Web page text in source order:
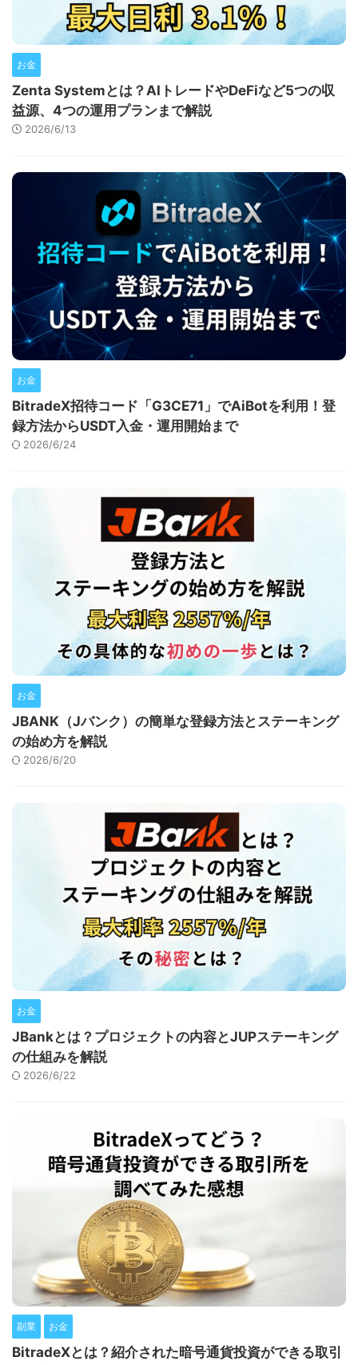
お金
Zenta Systemとは？AIトレードやDeFiなど5つの収
益源、4つの運用プランまで解説
2026/6/13
お金
BitradeX招待コード「G3CE71」でAiBotを利用！登
録方法からUSDT入金・運用開始まで
2026/6/24
お金
JBANK（Jバンク）の簡単な登録方法とステーキング
の始め方を解説
2026/6/20
お金
JBankとは？プロジェクトの内容とJUPステーキング
の仕組みを解説
2026/6/22
副業 お金
BitradeXとは？紹介された暗号通貨投資ができる取引